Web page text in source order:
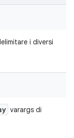
i diversi
varargs di